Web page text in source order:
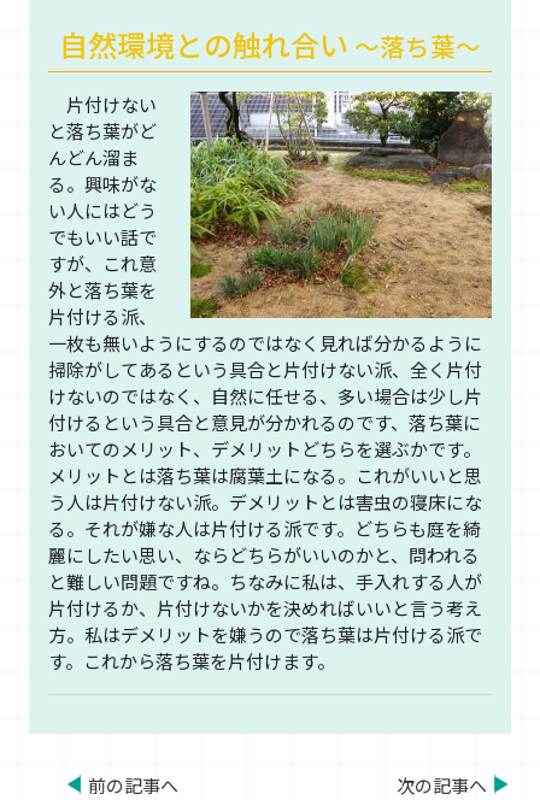
自然環境との触れ合い ～落ち葉～
片付けない
と落ち葉がど
んどん溜ま
る。興味がな
い人にはどう
でもいい話で
すが、これ意
外と落ち葉を
片付ける派、
一枚も無いようにするのではなく見れば分かるように
掃除がしてあるという具合と片付けない派、全く片付
けないのではなく、自然に任せる、多い場合は少し片
付けるという具合と意見が分かれるのです、落ち葉に
おいてのメリット、デメリットどちらを選ぶかです。
メリットとは落ち葉は腐葉土になる。これがいいと思
う人は片付けない派。デメリットとは害虫の寝床にな
る。それが嫌な人は片付ける派です。どちらも庭を綺
麗にしたい思い、ならどちらがいいのかと、問われる
と難しい問題ですね。ちなみに私は、手入れする人が
片付けるか、片付けないかを決めればいいと言う考え
方。私はデメリットを嫌うので落ち葉は片付ける派で
す。これから落ち葉を片付けます。
前の記事へ 次の記事へ